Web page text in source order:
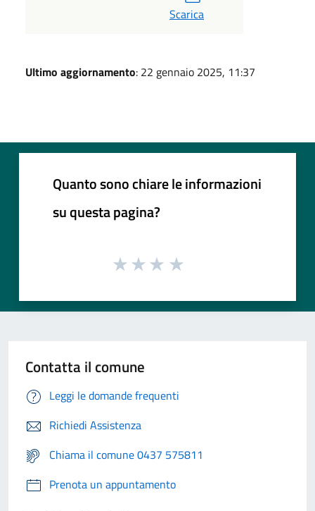
Scarica
Ultimo aggiornamento: 22 gennaio 2025, 11:37
Quanto sono chiare le informazioni
su questa pagina?
Contatta il comune
Leggi le domande frequenti
Richiedi Assistenza
Chiama il comune 0437 575811
Prenota un appuntamento